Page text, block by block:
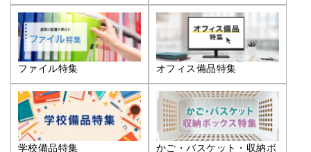
ファイル特集 オフィス備品特集
学校備品特集
かご・バスケット・収納ボ